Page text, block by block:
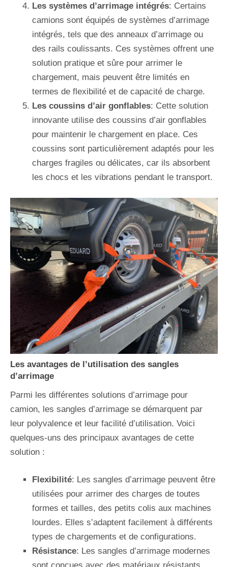
Les systèmes d’arrimage intégrés: Certains
camions sont équipés de systèmes d’arrimage
intégrés, tels que des anneaux d’arrimage ou
des rails coulissants. Ces systèmes offrent une
solution pratique et sûre pour arrimer le
chargement, mais peuvent être limités en
termes de flexibilité et de capacité de charge.
Les coussins d’air gonflables: Cette solution
innovante utilise des coussins d’air gonflables
pour maintenir le chargement en place. Ces
coussins sont particulièrement adaptés pour les
charges fragiles ou délicates, car ils absorbent
les chocs et les vibrations pendant le transport.
Les avantages de l’utilisation des sangles
d’arrimage
Parmi les différentes solutions d’arrimage pour
camion, les sangles d’arrimage se démarquent par
leur polyvalence et leur facilité d’utilisation. Voici
quelques-uns des principaux avantages de cette
solution :
Flexibilité: Les sangles d’arrimage peuvent être
utilisées pour arrimer des charges de toutes
formes et tailles, des petits colis aux machines
lourdes. Elles s’adaptent facilement à différents
types de chargements et de configurations.
Résistance: Les sangles d’arrimage modernes